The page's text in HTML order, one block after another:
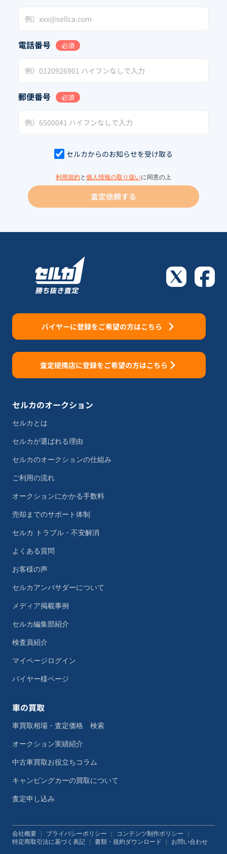
電話番号 必須
郵便番号 必須
セルカからのお知らせを受け取る
利用規約と 個人情報の取り扱いに同意の上
査定依頼する
バイヤーに登録をご希望の方はこちら
査定提携店に登録をご希望の方はこちら
セルカのオークション
セルカとは
セルカが選ばれる理由
セルカのオークションの仕組み
ご利用の流れ
オークションにかかる手数料
売却までのサポート体制
セルカ トラブル・不安解消
よくある質問
お客様の声
セルカアンバサダーについて
メディア掲載事例
セルカ編集部紹介
検査員紹介
マイページログイン
バイヤー様ページ
車の買取
車買取相場・査定価格 検索
オークション実績紹介
中古車買取お役立ちコラム
キャンピングカーの買取について
査定申し込み
会社概要 プライバシーポリシー コンテンツ制作ポリシー
特定商取引法に基づく表記
書類・規約ダウンロード お問い合わせ